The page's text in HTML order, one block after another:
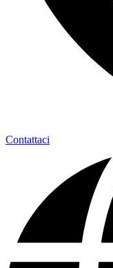
Contattaci